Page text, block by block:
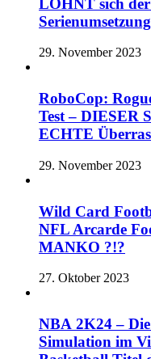
LOHNT sich
29. November 2023
RoboCop:
Test – DIESER
ECHTE
29. November 2023
Wild Card
NFL Arcarde
MANKO ?!?
27. Oktober 2023
NBA 2K24 –
Simulation im